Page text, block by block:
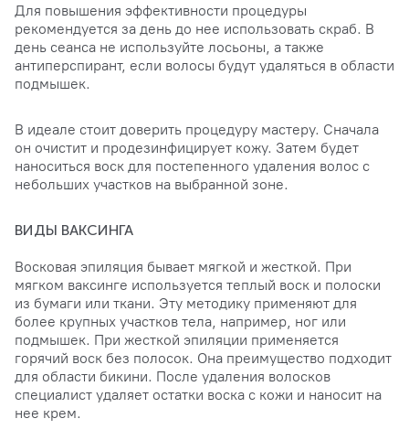
Для повышения эффективности процедуры
рекомендуется за день до нее использовать скраб. В
день сеанса не используйте лосьоны, а также
антиперспирант, если волосы будут удаляться в области
подмышек.
В идеале стоит доверить процедуру мастеру. Сначала
он очистит и продезинфицирует кожу. Затем будет
наноситься воск для постепенного удаления волос с
небольших участков на выбранной зоне.
ВИДЫ ВАКСИНГА
Восковая эпиляция бывает мягкой и жесткой. При
мягком ваксинге используется теплый воск и полоски
из бумаги или ткани. Эту методику применяют для
более крупных участков тела, например, ног или
подмышек. При жесткой эпиляции применяется
горячий воск без полосок. Она преимущество подходит
для области бикини. После удаления волосков
специалист удаляет остатки воска с кожи и наносит на
нее крем.